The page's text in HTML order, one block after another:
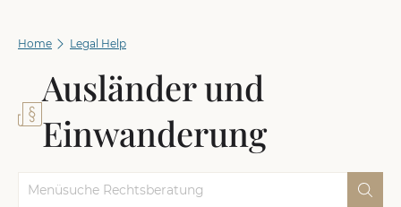
Home Legal Help
Ausländer und
Einwanderung